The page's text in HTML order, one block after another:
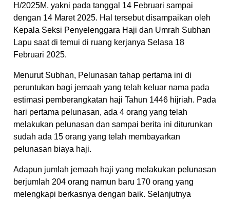
H/2025M, yakni pada tanggal 14 Februari sampai
dengan 14 Maret 2025. Hal tersebut disampaikan oleh
Kepala Seksi Penyelenggara Haji dan Umrah Subhan
Lapu saat di temui di ruang kerjanya Selasa 18
Februari 2025.
Menurut Subhan, Pelunasan tahap pertama ini di
peruntukan bagi jemaah yang telah keluar nama pada
estimasi pemberangkatan haji Tahun 1446 hijriah. Pada
hari pertama pelunasan, ada 4 orang yang telah
melakukan pelunasan dan sampai berita ini diturunkan
sudah ada 15 orang yang telah membayarkan
pelunasan biaya haji.
Adapun jumlah jemaah haji yang melakukan pelunasan
berjumlah 204 orang namun baru 170 orang yang
melengkapi berkasnya dengan baik. Selanjutnya